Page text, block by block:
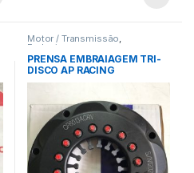
Motor / Transmissão,
Embraiagens
PRENSA EMBRAIAGEM TRI-
DISCO AP RACING